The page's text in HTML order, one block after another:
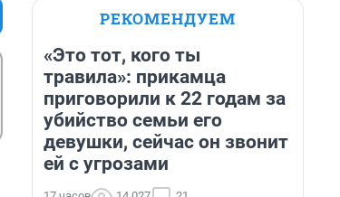
РЕКОМЕНДУЕМ
«Это тот, кого ты
травила»: прикамца
приговорили к 22 годам за
убийство семьи его
девушки, сейчас он звонит
ей с угрозами